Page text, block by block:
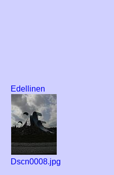
Edellinen
Dscn0008.jpg